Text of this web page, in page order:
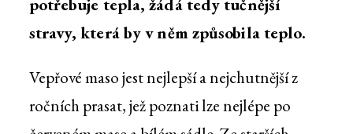
potřebuje tepla, žádá tedy tučnější
stravy, která by v něm způsobila teplo.
Vepřové maso jest nejlepší a nejchutnější z
ročních prasat, jež poznati lze nejlépe po